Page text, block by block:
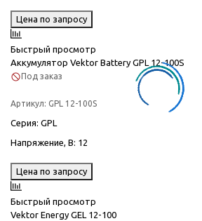
Цена по запросу
Быстрый просмотр
Аккумулятор Vektor Battery GPL 12-100S
Под заказ
Артикул: GPL 12-100S
Серия: GPL
Напряжение, В: 12
Цена по запросу
Быстрый просмотр
Vektor Energy GEL 12-100